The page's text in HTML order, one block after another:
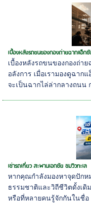
เบื้องหลังรถขนของกองถ่ายฉากแอ็ก
เบื้องหลังรถขนของกองถ่า
อลังการ เมื่อเรามองดูฉาก
จะเป็นฉากไล่ล่ากลางถนน
เช่ารถเที่ยว สะพานเอกชัย ชมวิวทะเล
หากคุณกำลังมองหาจุดปักห
ธรรมชาติและวิถีชีวิตดั้งเดิ
หรือที่หลายคนรู้จักกันในชื่อ